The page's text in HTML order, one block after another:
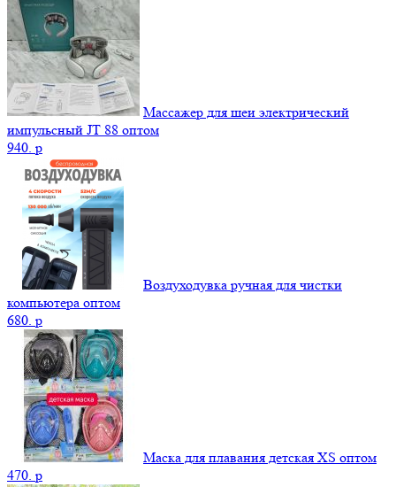
Массажер для шеи электрический
импульсный JT 88 оптом
940. p
Воздуходувка ручная для чистки
компьютера оптом
680. p
Маска для плавания детская XS оптом
470. p